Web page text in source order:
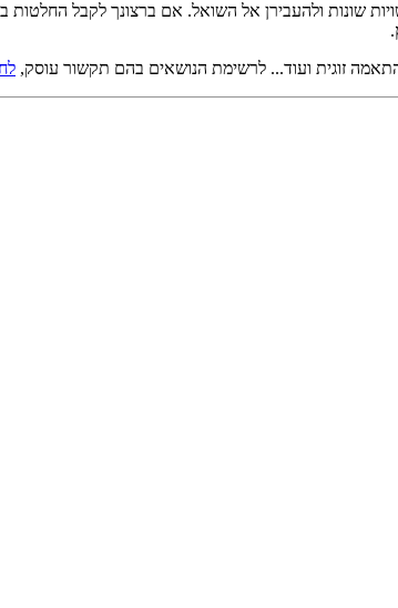
שונות ולהעבירן אל השואל. אם ברצונך לקבל
זוגית ועוד... לרשימת הנושאים בהם תקשור עוסק,